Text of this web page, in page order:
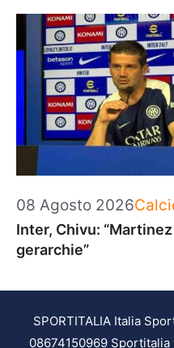
08 Agosto 2026
Inter, Chivu:
gerarchie”
SPORTITALIA Italia
08674150969 Sportitalia